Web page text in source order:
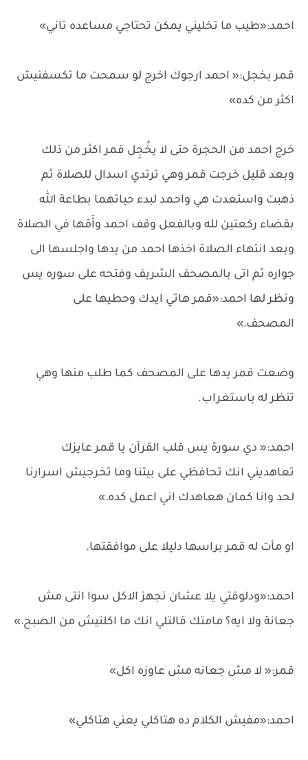
احمد:«طيب ما تخليني يمكن تحتاجي مساعده تاني»
قمر بخجل:« احمد ارجوك اخرج لو سمحت ما تكسفنيش
اكثر من كده»
خرج احمد من الحجرة حتى لا يخُجِل قمر اكثر من ذلك
وبعد قليل خرجت قمر وهي ترتدي اسدال للصلاة ثم
ذهبت واستعدت هي واحمد لبدء حياتهما بطاعة الله
بقضاء ركعتين لله وبالفعل وقف احمد وأَمّها في الصلاة
وبعد انتهاء الصلاة اخذها احمد من يدها واجلسها الى
جواره ثم اتى بالمصحف الشريف وفتحه على سوره يس
ونظر لها احمد:«قمر هاتي ايدك وحطيها على
المصحف.»
وضعت قمر يدها على المصحف كما طلب منها وهي
تنظر له باستغراب.
احمد:« دي سورة يس قلب القرآن يا قمر عايزك
تعاهديني انك تحافظي على بيتنا وما تخرجيش اسرارنا
لحد وانا كمان هعاهدك اني اعمل كده.»
او مأت له قمر براسها دليلا على موافقتها.
احمد:«ودلوقتي يلا عشان نجهز الاكل سوا انتى مش
جعانة ولا ايه؟ مامتك قالتلي انك ما اكلتيش من الصبح.»
قمر:« لا مش جعانه مش عاوزه اكل»
احمد:«مفيش الكلام ده هتاكلي يعني هتاكلي»